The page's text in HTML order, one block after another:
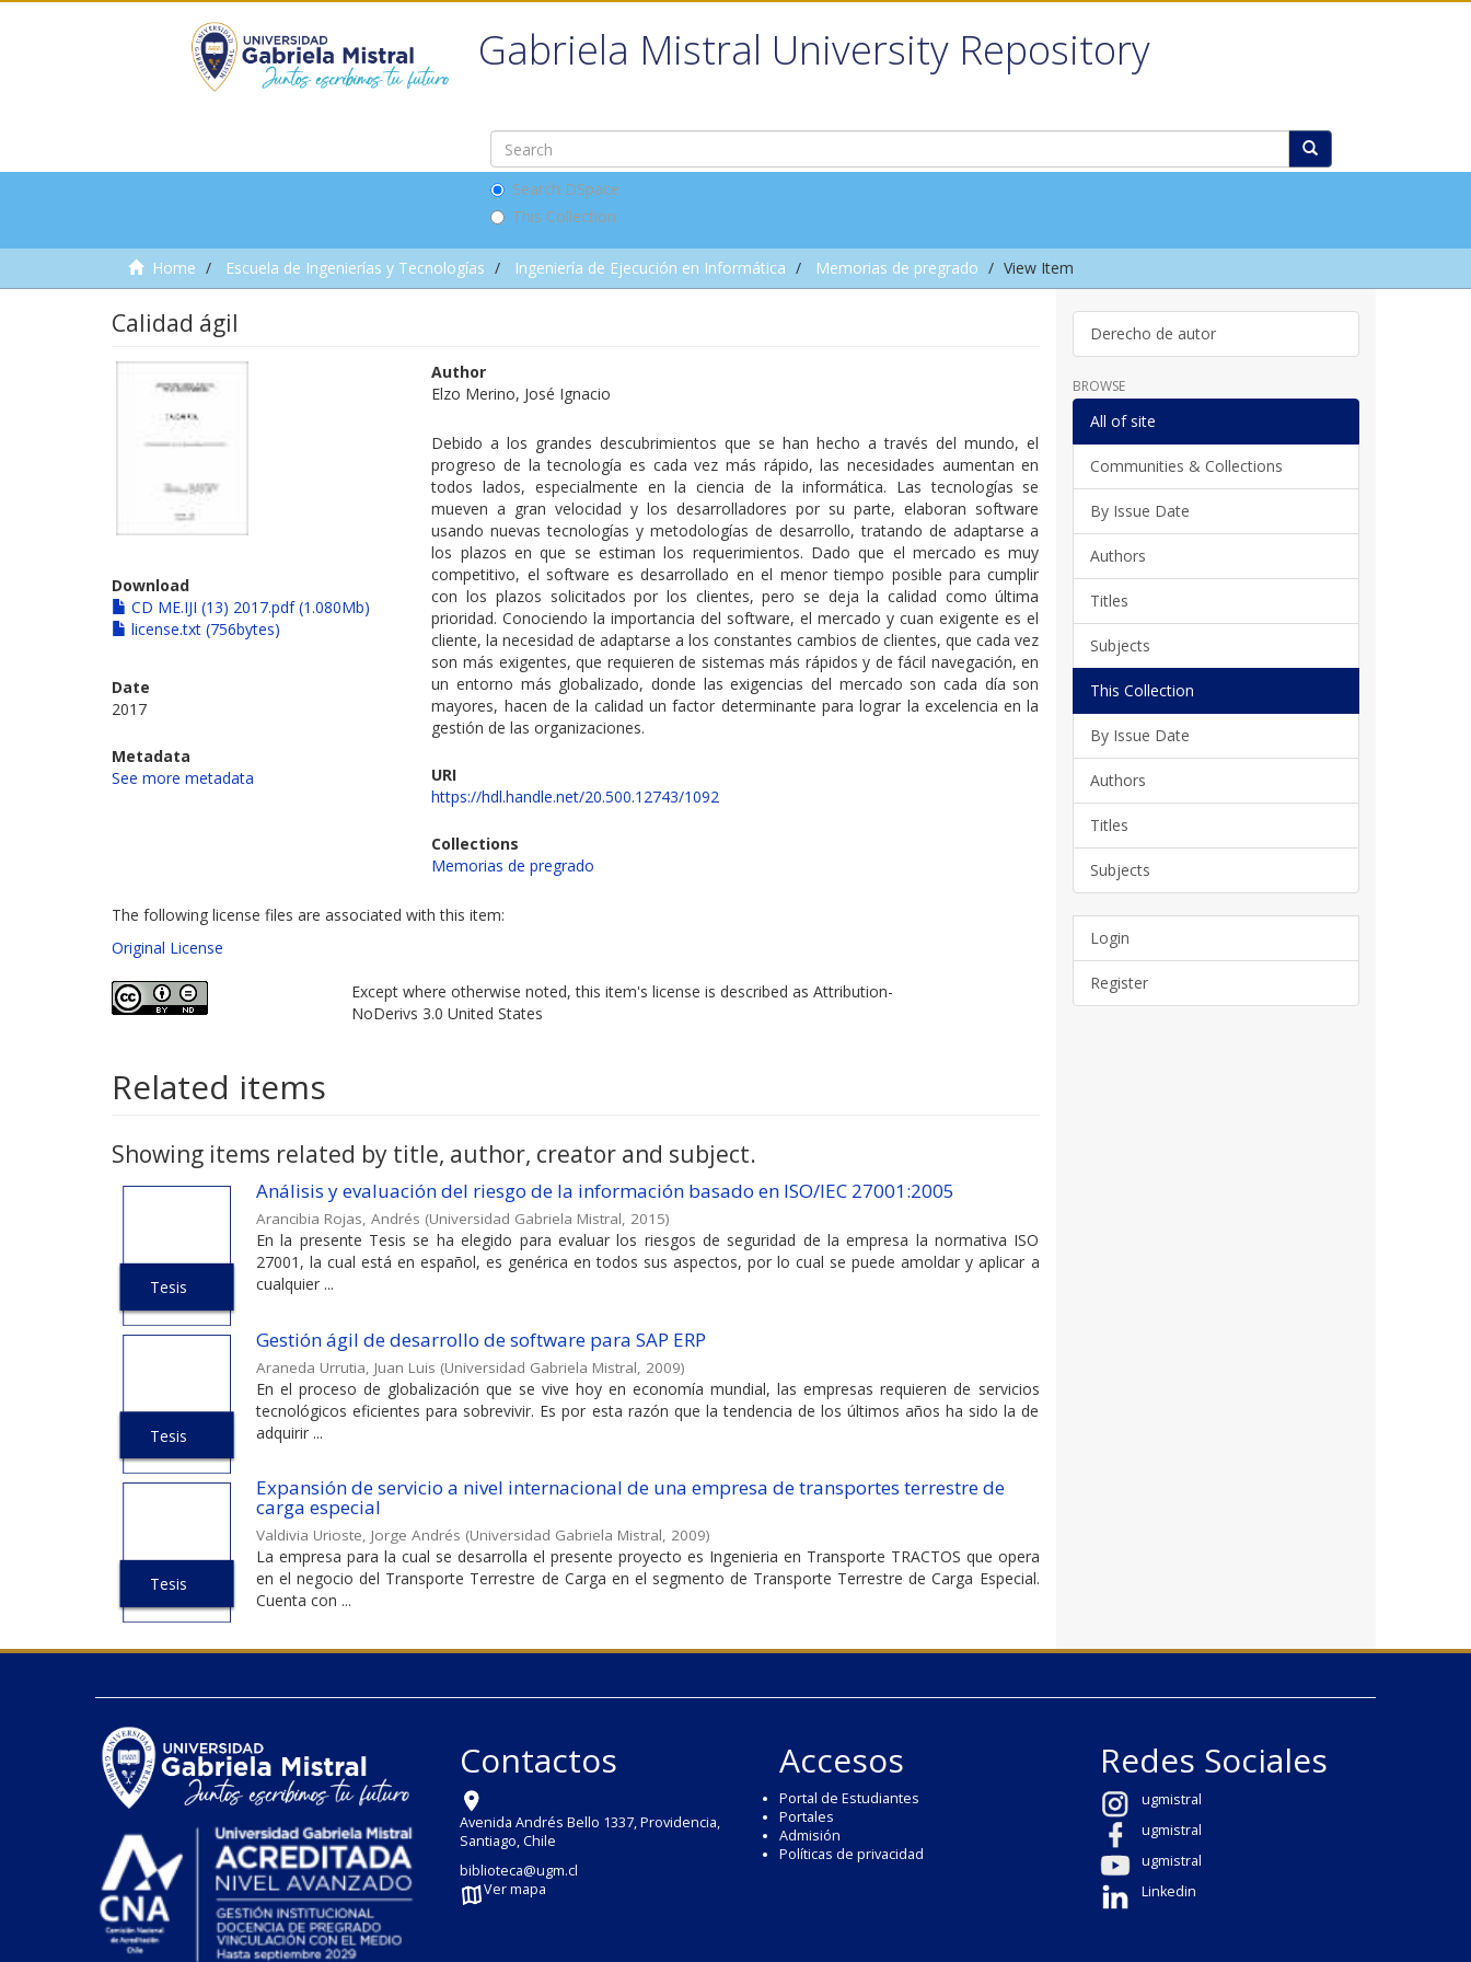
Gabriela Mistral University Repository
Search DSpace
This Collection
Home Escuela de Ingenierías y Tecnologías Ingeniería de Ejecución en Informática Memorias de pregrado View Item
Calidad ágil
Download
CD ME.IJI (13) 2017.pdf (1.080Mb)
license.txt (756bytes)
Date
2017
Metadata
See more metadata
Author
Elzo Merino, José Ignacio
Debido a los grandes descubrimientos que se han hecho a través del mundo, el
progreso de la tecnología es cada vez más rápido, las necesidades aumentan en
todos lados, especialmente en la ciencia de la informática. Las tecnologías se
mueven a gran velocidad y los desarrolladores por su parte, elaboran software
usando nuevas tecnologías y metodologías de desarrollo, tratando de adaptarse a
los plazos en que se estiman los requerimientos. Dado que el mercado es muy
competitivo, el software es desarrollado en el menor tiempo posible para cumplir
con los plazos solicitados por los clientes, pero se deja la calidad como última
prioridad. Conociendo la importancia del software, el mercado y cuan exigente es el
cliente, la necesidad de adaptarse a los constantes cambios de clientes, que cada vez
son más exigentes, que requieren de sistemas más rápidos y de fácil navegación, en
un entorno más globalizado, donde las exigencias del mercado son cada día son
mayores, hacen de la calidad un factor determinante para lograr la excelencia en la
gestión de las organizaciones.
URI
https://hdl.handle.net/20.500.12743/1092
Collections
Memorias de pregrado
The following license files are associated with this item:
Original License
Except where otherwise noted, this item's license is described as Attribution-
NoDerivs 3.0 United States
Related items
Showing items related by title, author, creator and subject.
Tesis
Análisis y evaluación del riesgo de la información basado en ISO/IEC 27001:2005
Arancibia Rojas, Andrés (Universidad Gabriela Mistral, 2015)
En la presente Tesis se ha elegido para evaluar los riesgos de seguridad de la empresa la normativa ISO
27001, la cual está en español, es genérica en todos sus aspectos, por lo cual se puede amoldar y aplicar a
cualquier ...
Tesis
Gestión ágil de desarrollo de software para SAP ERP
Araneda Urrutia, Juan Luis (Universidad Gabriela Mistral, 2009)
En el proceso de globalización que se vive hoy en economía mundial, las empresas requieren de servicios
tecnológicos eficientes para sobrevivir. Es por esta razón que la tendencia de los últimos años ha sido la de
adquirir ...
Tesis
Expansión de servicio a nivel internacional de una empresa de transportes terrestre de
carga especial
Valdivia Urioste, Jorge Andrés (Universidad Gabriela Mistral, 2009)
La empresa para la cual se desarrolla el presente proyecto es Ingenieria en Transporte TRACTOS que opera
en el negocio del Transporte Terrestre de Carga en el segmento de Transporte Terrestre de Carga Especial.
Cuenta con ...
Derecho de autor
BROWSE
All of site
Communities & Collections
By Issue Date
Authors
Titles
Subjects
This Collection
By Issue Date
Authors
Titles
Subjects
Login
Register
Contactos
Avenida Andrés Bello 1337, Providencia,
Santiago, Chile
biblioteca@ugm.cl
Ver mapa
Accesos
Portal de Estudiantes
Portales
Admisión
Políticas de privacidad
Redes Sociales
ugmistral
ugmistral
ugmistral
Linkedin